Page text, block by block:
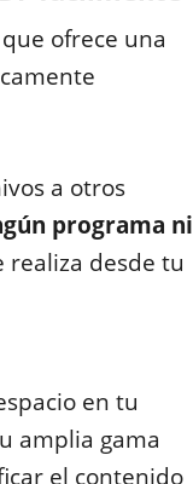
ofrece una
a otros
programa ni
realiza desde tu
en tu
amplia gama
el contenido